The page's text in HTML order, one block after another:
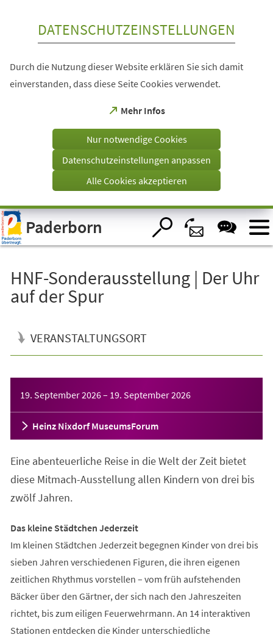
Visuelle
Assistenzsoftware
öffnen.
DATENSCHUTZEINSTELLUNGEN
Durch die Nutzung dieser Website erklären Sie sich damit
einverstanden, dass diese Seite Cookies verwendet.
Mehr Infos
(Öffnet
einem
Tab)
Nur notwendige Cookies
Datenschutzeinstellungen anpassen
Alle Cookies akzeptieren
Paderborn
HNF-Sonderausstellung | Der Uhr
auf der Spur
VERANSTALTUNGSORT
19. September 2026– 19. September 2026
Heinz Nixdorf MuseumsForum
Eine abenteuerliche Reise in die Welt der Zeit bietet
diese Mitmach-Ausstellung allen Kindern von drei bis
zwölf Jahren.
Das kleine Städtchen Jederzeit
Im kleinen Städtchen Jederzeit begegnen Kinder von drei bis
sieben Jahren verschiedenen Figuren, die ihren eigenen
zeitlichen Rhythmus vorstellen – vom früh aufstehenden
Bäcker über den Gärtner, der sich nach den Jahreszeiten
richtet, bis zum eiligen Feuerwehrmann. An 14 interaktiven
Stationen entdecken die Kinder unterschiedliche